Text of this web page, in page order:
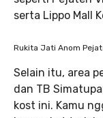
serta Lippo Mall
Rukita Jati Anom
Selain itu, area
dan TB
kost ini. Kamu